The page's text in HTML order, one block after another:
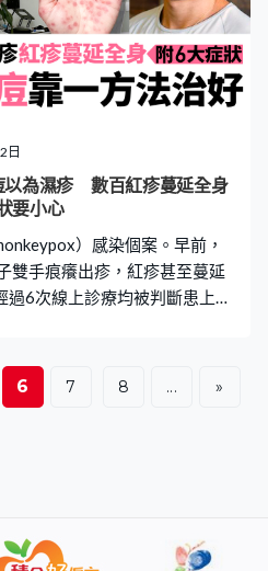
聯性。另外，經常進食高糖製
慢性發炎，而身體慢性發炎同
，購買手搖飲品時，應將原本
糖變成八分糖、八分糖變成半
殺手 根據衛生署資料，大腸
多數是由一粒細小的瘜肉開始
症，這種變化可以歷時10年或
日
以為濕疹 數百紅疹蔓延全身
要小心
）感染個案。早前，
雙手痕癢出疹，紅疹甚至蔓延
6次線上診療均被判斷患上濕
Kevin Kwong），今年6月底從
莫名痕癢出紅疹，更不時在睡
斷為患上濕疹。直到7月初，獲
學專家陳子平（Peter Chin-
6 7 8 ... »